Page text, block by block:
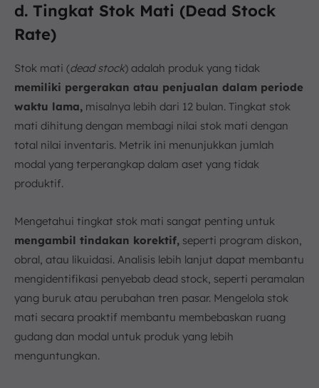
d. Tingkat Stok Mati (Dead Stock
Rate)
Stok mati (dead stock) adalah produk yang tidak
memiliki pergerakan atau penjualan dalam periode
waktu lama, misalnya lebih dari 12 bulan. Tingkat stok
mati dihitung dengan membagi nilai stok mati dengan
total nilai inventaris. Metrik ini menunjukkan jumlah
modal yang terperangkap dalam aset yang tidak
produktif.
Mengetahui tingkat stok mati sangat penting untuk
mengambil tindakan korektif, seperti program diskon,
obral, atau likuidasi. Analisis lebih lanjut dapat membantu
mengidentifikasi penyebab dead stock, seperti peramalan
yang buruk atau perubahan tren pasar. Mengelola stok
mati secara proaktif membantu membebaskan ruang
gudang dan modal untuk produk yang lebih
menguntungkan.